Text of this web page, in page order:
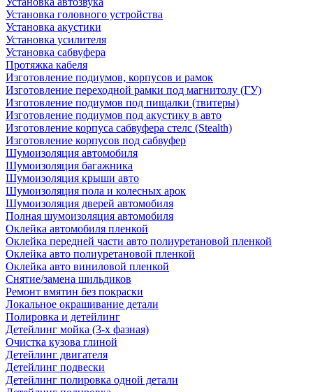
Установка головного устройства
Установка акустики
Установка усилителя
Установка сабвуфера
Протяжка кабеля
Изготовление подиумов, корпусов и рамок
Изготовление переходной рамки под магнитолу (ГУ)
Изготовление подиумов под пищалки (твитеры)
Изготовление подиумов под акустику в авто
Изготовление корпуса сабвуфера стелс (Stealth)
Изготовление корпусов под сабвуфер
Шумоизоляция автомобиля
Шумоизоляция багажника
Шумоизоляция крыши авто
Шумоизоляция пола и колесных арок
Шумоизоляция дверей автомобиля
Полная шумоизоляция автомобиля
Оклейка автомобиля пленкой
Оклейка передней части авто полиуретановой пленкой
Оклейка авто полиуретановой пленкой
Оклейка авто виниловой пленкой
Снятие/замена шильдиков
Ремонт вмятин без покраски
Локальное окрашивание детали
Полировка и детейлинг
Детейлинг мойка (3-х фазная)
Очистка кузова глиной
Детейлинг двигателя
Детейлинг подвески
Детейлинг полировка одной детали